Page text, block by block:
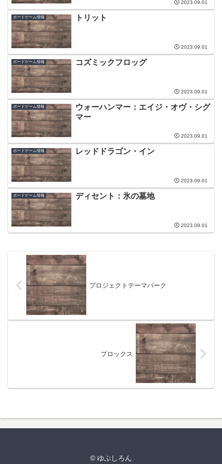
2023.09.01
ボードゲーム情報 トリット
2023.09.01
ボードゲーム情報 コズミックフロッグ
2023.09.01
ボードゲーム情報
ウォーハンマー：エイジ・オヴ・シグ
マー
2023.09.01
ボードゲーム情報 レッドドラゴン・イン
2023.09.01
ボードゲーム情報 ディセント：氷の墓地
2023.09.01
プロジェクトテーマパーク
プロックス
© ゆぷしろん